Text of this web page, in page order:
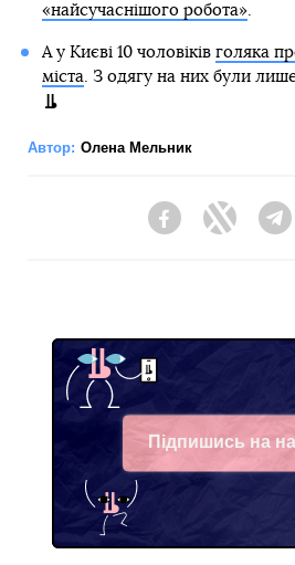
«найсучаснішого робота».
А у Києві 10 чоловіків голяка
міста . З одягу на них були
Автор: Олена Мельник
FacebookTwitter
Підпишись на
Telegram